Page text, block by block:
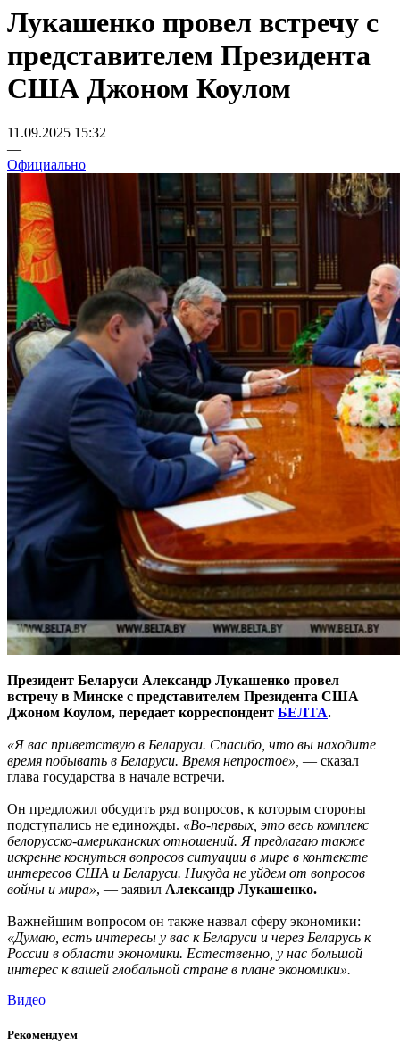
Лукашенко провел встречу с
представителем Президента
США Джоном Коулом
11.09.2025 15:32
—
Официально
Президент Беларуси Александр Лукашенко провел
встречу в Минске с представителем Президента США
Джоном Коулом, передает корреспондент БЕЛТА.
«Я вас приветствую в Беларуси. Спасибо, что вы находите
время побывать в Беларуси. Время непростое», — сказал
глава государства в начале встречи.
Он предложил обсудить ряд вопросов, к которым стороны
подступались не единожды. «Во-первых, это весь комплекс
белорусско-американских отношений. Я предлагаю также
искренне коснуться вопросов ситуации в мире в контексте
интересов США и Беларуси. Никуда не уйдем от вопросов
войны и мира», — заявил Александр Лукашенко.
Важнейшим вопросом он также назвал сферу экономики:
«Думаю, есть интересы у вас к Беларуси и через Беларусь к
России в области экономики. Естественно, у нас большой
интерес к вашей глобальной стране в плане экономики».
Видео
Рекомендуем